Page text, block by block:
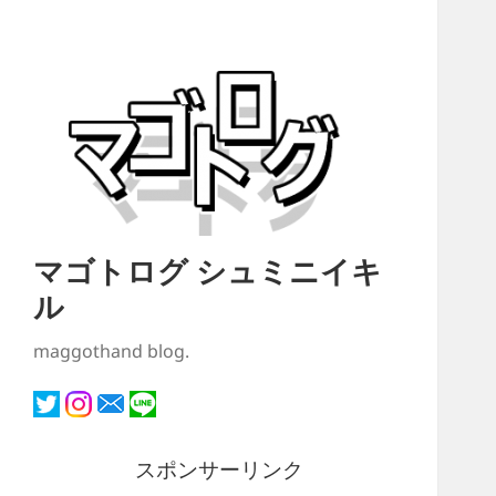
マゴトログ シュミニイキ
ル
maggothand blog.
スポンサーリンク